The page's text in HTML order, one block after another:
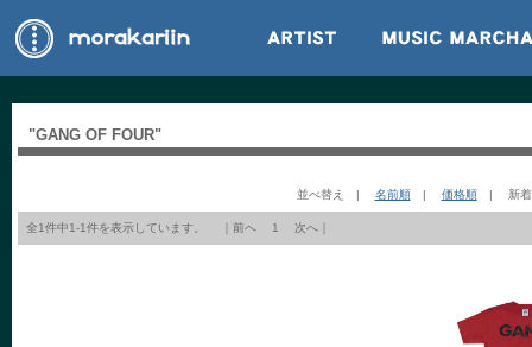
"GANG OF FOUR"
並べ替え | 名前順| 価格順| 新
全1件中1-1件を表示しています。 ｜前へ 1 次へ｜